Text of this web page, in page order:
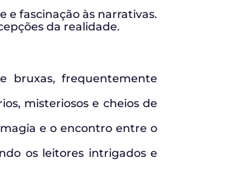
e fascinação às narrativas.
da realidade.
bruxas, frequentemente
misteriosos e cheios de
e o encontro entre o
os leitores intrigados e